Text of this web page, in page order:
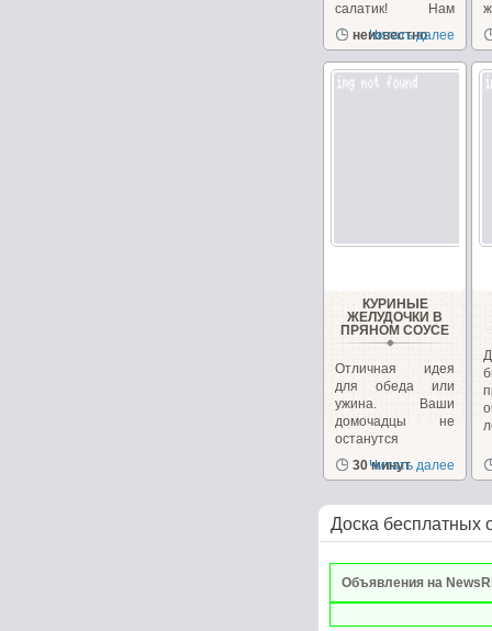
салатик! Нам
иногда
надоедает...
неизвестно
Читать далее
КУРИНЫЕ
ЖЕЛУДОЧКИ В
ПРЯНОМ СОУСЕ
Отличная идея
для обеда или
ужина. Ваши
домочадцы не
останутся
равнодушными....
30 минут
Читать далее
Доска бесплатных
Объявления на